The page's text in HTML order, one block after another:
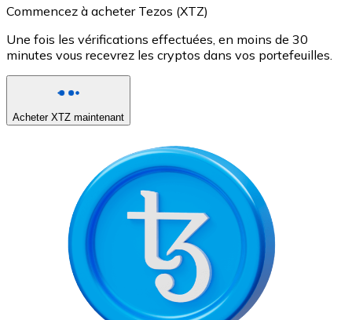
Commencez à acheter Tezos (XTZ)
Une fois les vérifications effectuées, en moins de 30
minutes vous recevrez les cryptos dans vos portefeuilles.
Acheter XTZ maintenant